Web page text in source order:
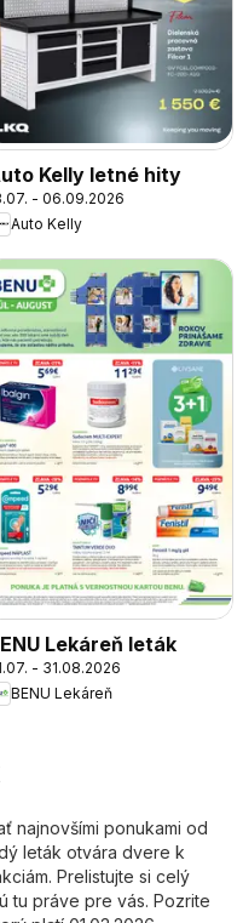
Kelly letné hity
- 06.09.2026
Auto Kelly
Lekáreň leták
- 31.08.2026
BENU Lekáreň
najnovšími ponukami od
leták otvára dvere k
Prelistujte si celý
tu práve pre vás. Pozrite